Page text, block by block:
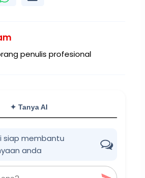
penulis profesional
✦ Tanya AI
siap membantu
anda